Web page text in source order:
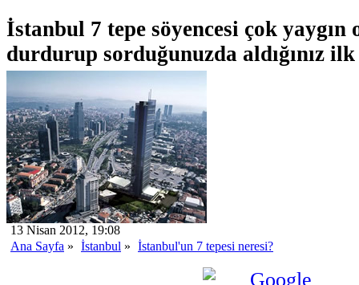
İstanbul 7 tepe söyencesi çok yaygın
durdurup sorduğunuzda aldığınız ilk
13 Nisan 2012, 19:08
Ana Sayfa » İstanbul » İstanbul'un 7 tepesi neresi?